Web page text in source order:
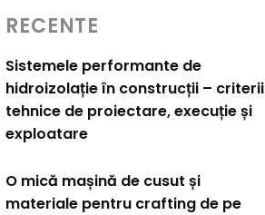
RECENTE
Sistemele performante de
hidroizolație în construcții – criterii
tehnice de proiectare, execuție și
exploatare
O mică mașină de cusut și
materiale pentru crafting de pe